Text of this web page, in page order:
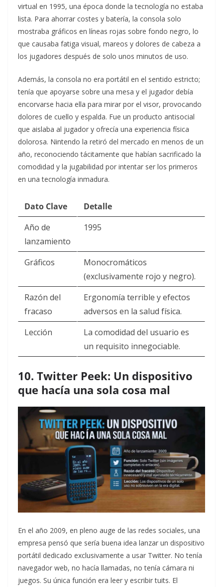
virtual en 1995, una época donde la tecnología no estaba
lista. Para ahorrar costes y batería, la consola solo
mostraba gráficos en líneas rojas sobre fondo negro, lo
que causaba fatiga visual, mareos y dolores de cabeza a
los jugadores después de solo unos minutos de uso.
Además, la consola no era portátil en el sentido estricto;
tenía que apoyarse sobre una mesa y el jugador debía
encorvarse hacia ella para mirar por el visor, provocando
dolores de cuello y espalda. Fue un producto antisocial
que aislaba al jugador y ofrecía una experiencia física
dolorosa. Nintendo la retiró del mercado en menos de un
año, reconociendo tácitamente que habían sacrificado la
comodidad y la jugabilidad por intentar ser los primeros
en una tecnología inmadura.
Dato Clave
Detalle
Año de
lanzamiento
1995
Gráficos
Monocromáticos
(exclusivamente rojo y negro).
Razón del
fracaso
Ergonomía terrible y efectos
adversos en la salud física.
Lección
La comodidad del usuario es
un requisito innegociable.
10. Twitter Peek: Un dispositivo
que hacía una sola cosa mal
En el año 2009, en pleno auge de las redes sociales, una
empresa pensó que sería buena idea lanzar un dispositivo
portátil dedicado exclusivamente a usar Twitter. No tenía
navegador web, no hacía llamadas, no tenía cámara ni
juegos. Su única función era leer y escribir tuits. El